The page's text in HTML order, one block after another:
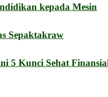
kepada Mesin
Sepaktakraw
5 Kunci Sehat